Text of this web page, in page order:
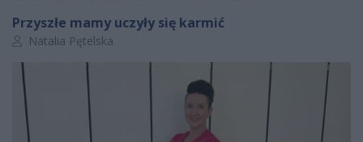
Przyszłe mamy uczyły się karmić
Autor artykułu:
Natalia Pętelska